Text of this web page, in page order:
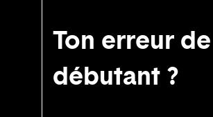
Ton erreur de
débutant ?